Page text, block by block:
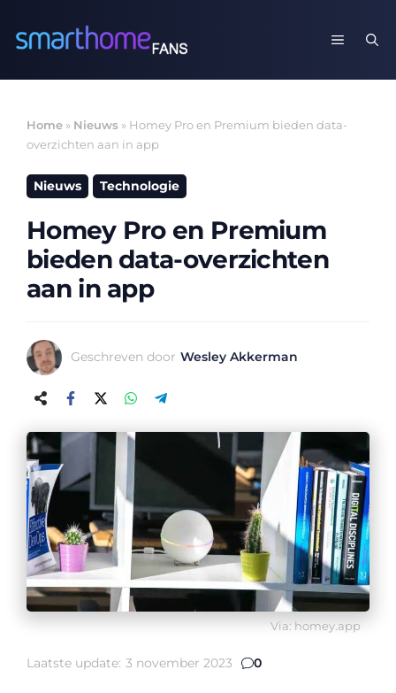
naar
MENU
Home » Nieuws » Homey Pro en Premium bieden data-
overzichten aan in app
Nieuws Technologie
Homey Pro en Premium
bieden data-overzichten
aan in app
Geschreven door Wesley Akkerman
Via: homey.app
Laatste update: 3 november 2023 0